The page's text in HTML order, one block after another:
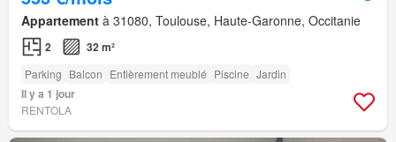
Appartement à 31080, Toulouse, Haute-Garonne, Occitanie
2 32 m²
Parking Balcon Entièrement meublé Piscine Jardin
Il y a 1 jour
RENTOLA